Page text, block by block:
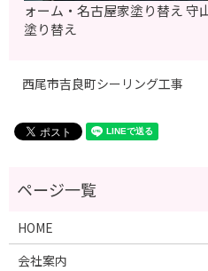
ォーム・名古屋家塗り替え 守
塗り替え
西尾市吉良町シーリング工事
HOME
会社案内